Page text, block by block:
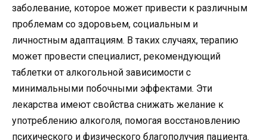
заболевание, которое может привести к различным
проблемам со здоровьем, социальным и
личностным адаптациям. В таких случаях, терапию
может провести специалист, рекомендующий
таблетки от алкогольной зависимости с
минимальными побочными эффектами. Эти
лекарства имеют свойства снижать желание к
употреблению алкоголя, помогая восстановлению
психического и физического благополучия пациента.